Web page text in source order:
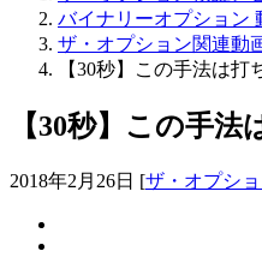
バイナリーオプション
ザ・オプション関連動
【30秒】この手法は
【30秒】この手
2018年2月26日 [ザ・オプシ